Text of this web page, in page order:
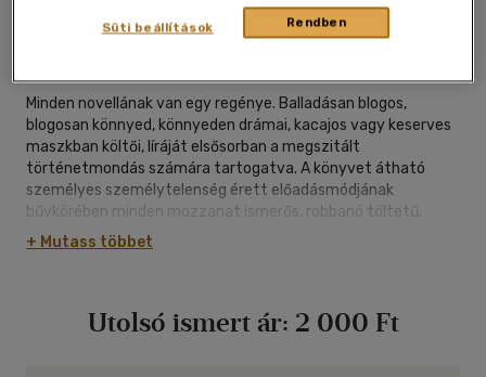
Ab Art Kiadó|2016|magyar nyelvű|füles, kartonált
Minden novellának van egy regénye. Balladásan blogos,
blogosan könnyed, könnyeden drámai, kacajos vagy keserves
maszkban költői, líráját elsősorban a megszitált
történetmondás számára tartogatva. A könyvet átható
személyes személytelenség érett előadásmódjának
bűvkörében minden mozzanat ismerős, robbanó töltetű,
lázasan érzéki, ám a szuverén írói tehetség szokatlan hol éles,
hol hunyorgó fényköröket vetít rájuk, s a látvány látomássá
Léleketimológia. E szó Janáky Marianna kötetének kulcsa.
+ Mutass többet
Utolsó ismert ár: 2 000 Ft
Rendben
Süti beállítások